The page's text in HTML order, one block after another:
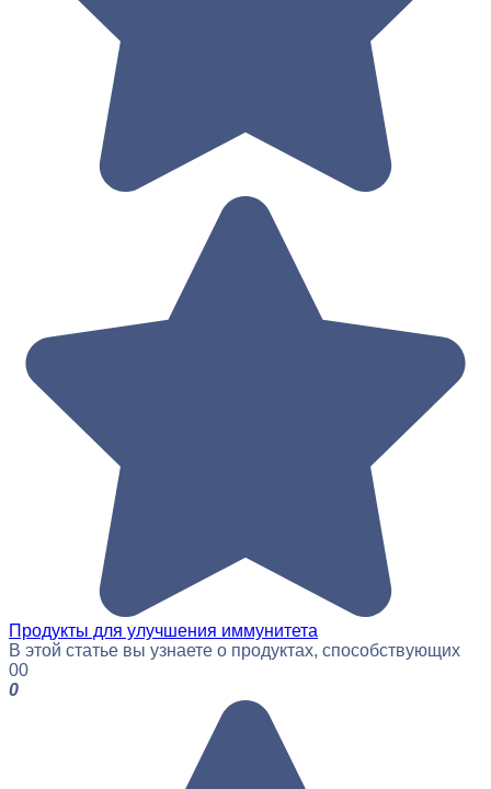
Продукты для улучшения иммунитета
В этой статье вы узнаете о продуктах, способствующих
00
0